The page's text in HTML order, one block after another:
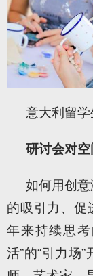
意大利留学
研讨会对
如何用创
的吸引力、促
年来持续思
活”的“引力场